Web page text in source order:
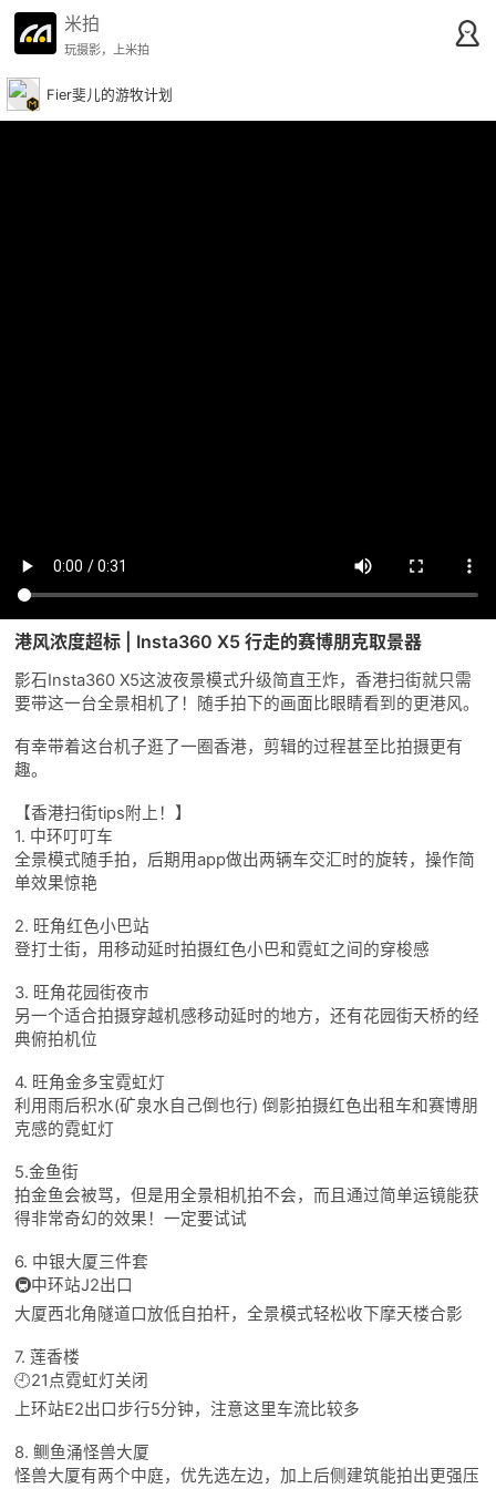
米拍
玩摄影，上米拍
Fier斐儿的游牧计划
港风浓度超标 | Insta360 X5 行走的赛博朋克取景器
影石Insta360 X5这波夜景模式升级简直王炸，香港扫街就只需
要带这一台全景相机了！随手拍下的画面比眼睛看到的更港风。
有幸带着这台机子逛了一圈香港，剪辑的过程甚至比拍摄更有
趣。
【香港扫街tips附上！】
1. 中环叮叮车
全景模式随手拍，后期用app做出两辆车交汇时的旋转，操作简
单效果惊艳
2. 旺角红色小巴站
登打士街，用移动延时拍摄红色小巴和霓虹之间的穿梭感
3. 旺角花园街夜市
另一个适合拍摄穿越机感移动延时的地方，还有花园街天桥的经
典俯拍机位
4. 旺角金多宝霓虹灯
利用雨后积水(矿泉水自己倒也行) 倒影拍摄红色出租车和赛博朋
克感的霓虹灯
5.金鱼街
拍金鱼会被骂，但是用全景相机拍不会，而且通过简单运镜能获
得非常奇幻的效果！一定要试试
6. 中银大厦三件套
🚇中环站J2出口
大厦西北角隧道口放低自拍杆，全景模式轻松收下摩天楼合影
7. 莲香楼
🕘21点霓虹灯关闭
上环站E2出口步行5分钟，注意这里车流比较多
8. 鲗鱼涌怪兽大厦
怪兽大厦有两个中庭，优先选左边，加上后侧建筑能拍出更强压